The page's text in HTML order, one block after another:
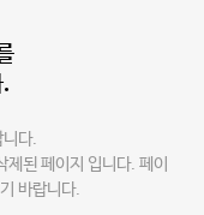
니다.
된 페이지 입니다. 페이
바랍니다.